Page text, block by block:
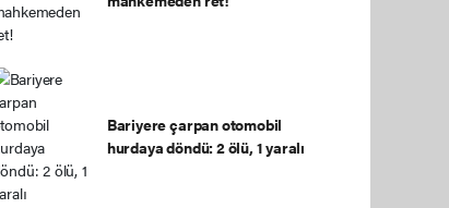
Bariyere çarpan otomobil
hurdaya döndü: 2 ölü, 1 yaralı